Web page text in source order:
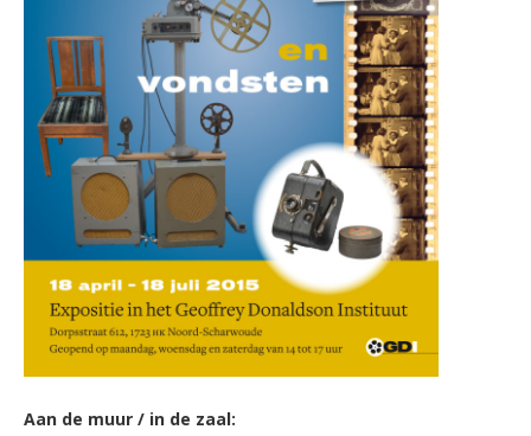
Aan de muur / in de zaal: